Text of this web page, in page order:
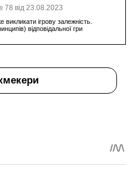
78 від 23.08.2023
ігрову залежність.
відповідальної гри